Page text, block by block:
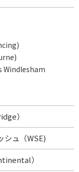
Windlesham
）
シュ（WSE)
）